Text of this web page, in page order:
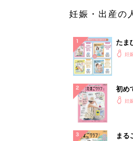
妊娠・出産の
たま
妊
初め
った
妊
まる